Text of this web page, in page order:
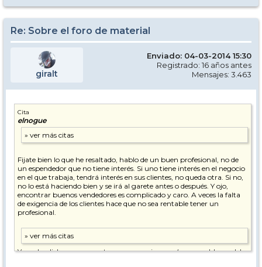
Re: Sobre el foro de material
giralt
Enviado: 04-03-2014 15:30
Registrado: 16 años antes
Mensajes: 3.463
Cita
elnogue
Fijate bien lo que he resaltado, hablo de un buen profesional, no de
un espendedor que no tiene interés. Si uno tiene interés en el negocio
en el que trabaja, tendrá interés en sus clientes, no queda otra. Si no,
no lo está haciendo bien y se irá al garete antes o después. Y ojo,
encontrar buenos vendedores es complicado y caro. A veces la falta
de exigencia de los clientes hace que no sea rentable tener un
profesional.
Yo no he dicho eso, y ya estamos como siempre (gran problema del